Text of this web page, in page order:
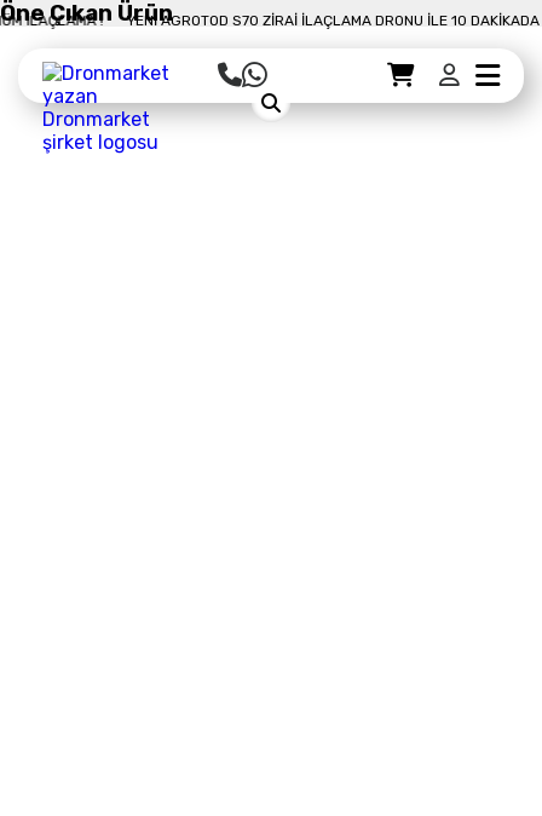
10 DAKIKADA 50 DÖNÜM İLAÇLAMA ! YENI AGROTOD S70 ZIRAI İLAÇLAMA
Sepet
Sepet Detayı Ödemeye Geç
Öne Çıkan Ürün